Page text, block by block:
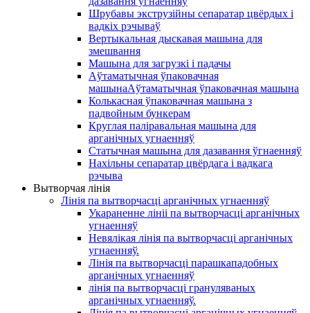
Шрубавы экструзійны сепаратар цвёрдых і
вадкіх рэчываў
Вертыкальная дыскавая машына для
змешвання
Машына для загрузкі і падачы
Аўтаматычная ўпаковачная
машынаАўтаматычная ўпаковачная машына
Колькасная ўпаковачная машына з
падвойным бункерам
Круглая паліравальная машына для
арганічных угнаенняў
Статычная машына для дазавання ўгнаенняў
Нахільны сепаратар цвёрдага і вадкага
рэчыва
Вытворчая лінія
Лінія па вытворчасці арганічных угнаенняў
Укараненне лініі па вытворчасці арганічных
угнаенняў
Невялікая лінія па вытворчасці арганічных
угнаенняў.
Лінія па вытворчасці парашкападобных
арганічных угнаенняў
лінія па вытворчасці грануляваных
арганічных угнаенняў.